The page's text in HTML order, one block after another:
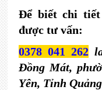
Để biết chi
được tư vấn:
0378 041 262
Đồng Mát,
Yên, Tỉnh